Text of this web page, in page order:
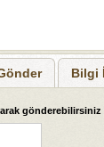
Bilgi
gönderebilirsiniz